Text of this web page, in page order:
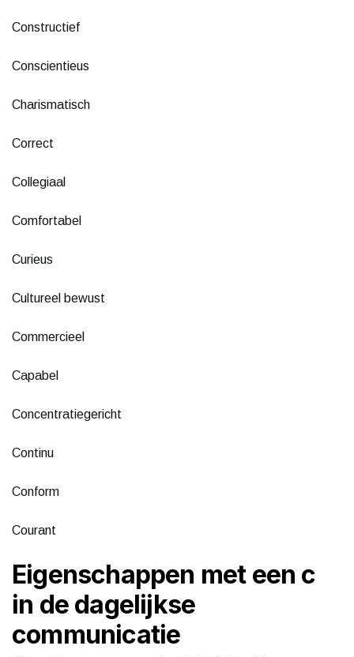
Constructief
Conscientieus
Charismatisch
Correct
Collegiaal
Comfortabel
Curieus
Cultureel bewust
Commercieel
Capabel
Concentratiegericht
Continu
Conform
Courant
Eigenschappen met een c
in de dagelijkse
communicatie